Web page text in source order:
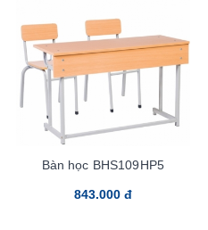
Bàn học BHS109HP5
843.000 đ